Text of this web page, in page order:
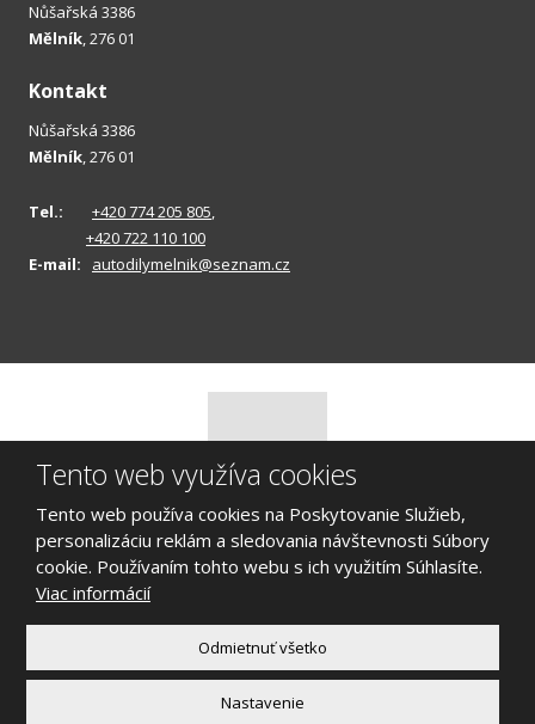
Nůšařská 3386
Mělník, 276 01
Kontakt
Nůšařská 3386
Mělník, 276 01
Tel.: +420 774 205 805,
+420 722 110 100
E-mail:
autodilymelnik@seznam.cz
© 2026 Vrakoviště Škoda Mělník, vytvořila eBRÁNA s.r.o.
Mapa stránok|Podmínky užitie
Tento web je chránený pomocou Google reCAPTCHA, a platia pre
Tento web využíva cookies
Tento web používa cookies na Poskytovanie Služieb,
personalizáciu reklám a sledovania návštevnosti Súbory
cookie. Používaním tohto webu s ich využitím Súhlasíte.
Viac informácií
Odmietnuť všetko
Nastavenie